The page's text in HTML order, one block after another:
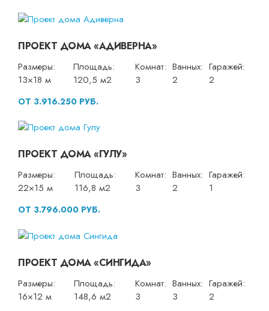
ПРОЕКТ ДОМА «АДИВЕРНА»
Размеры:
13×18 м
Площадь:
120,5 м2
Комнат:
3
Ванных:
2
Гаражей:
2
ОТ 3.916.250 РУБ.
ПРОЕКТ ДОМА «ГУЛУ»
Размеры:
22×15 м
Площадь:
116,8 м2
Комнат:
3
Ванных:
2
Гаражей:
1
ОТ 3.796.000 РУБ.
ПРОЕКТ ДОМА «СИНГИДА»
Размеры:
16×12 м
Площадь:
148,6 м2
Комнат:
3
Ванных:
3
Гаражей:
2